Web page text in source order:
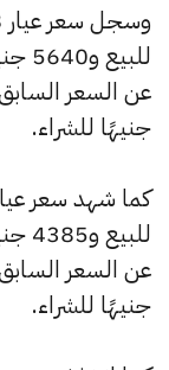
جنيهًا للشراء.
جنيهًا للشراء.